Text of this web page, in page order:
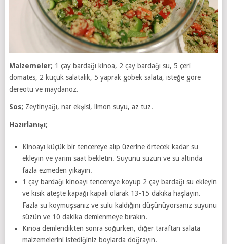
Malzemeler; 1 çay bardağı kinoa, 2 çay bardağı su, 5 çeri
domates, 2 küçük salatalık, 5 yaprak göbek salata, isteğe göre
dereotu ve maydanoz.
Sos; Zeytinyağı, nar ekşisi, limon suyu, az tuz.
Hazırlanışı;
Kinoayı küçük bir tencereye alıp üzerine örtecek kadar su
ekleyin ve yarım saat bekletin. Suyunu süzün ve su altında
fazla ezmeden yıkayın.
1 çay bardağı kinoayı tencereye koyup 2 çay bardağı su ekleyin
ve kısık ateşte kapağı kapalı olarak 13-15 dakika haşlayın.
Fazla su koymuşsanız ve sulu kaldığını düşünüyorsanız suyunu
süzün ve 10 dakika demlenmeye bırakın.
Kinoa demlendikten sonra soğurken, diğer taraftan salata
malzemelerini istediğiniz boylarda doğrayın.